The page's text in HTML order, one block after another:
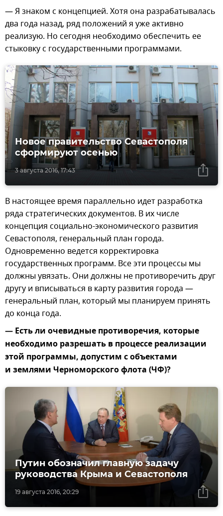
— Я знаком с концепцией. Хотя она разрабатывалась
два года назад, ряд положений я уже активно
реализую. Но сегодня необходимо обеспечить ее
стыковку с государственными программами.
3 августа 2016, 17:43
Новое правительство Севастополя
сформируют осенью
В настоящее время параллельно идет разработка
ряда стратегических документов. В их числе
концепция социально-экономического развития
Севастополя, генеральный план города.
Одновременно ведется корректировка
государственных программ. Все эти процессы мы
должны увязать. Они должны не противоречить друг
другу и вписываться в карту развития города —
генеральный план, который мы планируем принять
до конца года.
— Есть ли очевидные противоречия, которые
необходимо разрешать в процессе реализации
этой программы, допустим с объектами
и землями Черноморского флота (ЧФ)?
19 августа 2016, 20:29
Путин обозначил главную задачу
руководства Крыма и Севастополя